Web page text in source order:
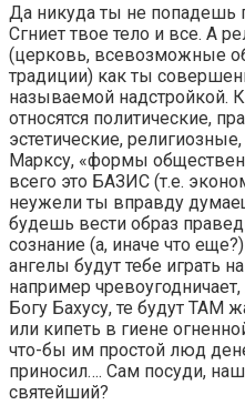
Да никуда ты не попадешь
Сгниет твое тело и все. А
(церковь, всевозможные
традиции) как ты
называемой надстройкой.
относятся политические,
эстетические,
Марксу, «формы
всего это БАЗИС (т.е.
неужели ты вправду
будешь вести образ
сознание (а, иначе что
ангелы будут тебе играть
например
Богу Бахусу, те будут ТАМ
или кипеть в гиене
что-бы им простой люд
приносил…. Сам посуди,
святейший?